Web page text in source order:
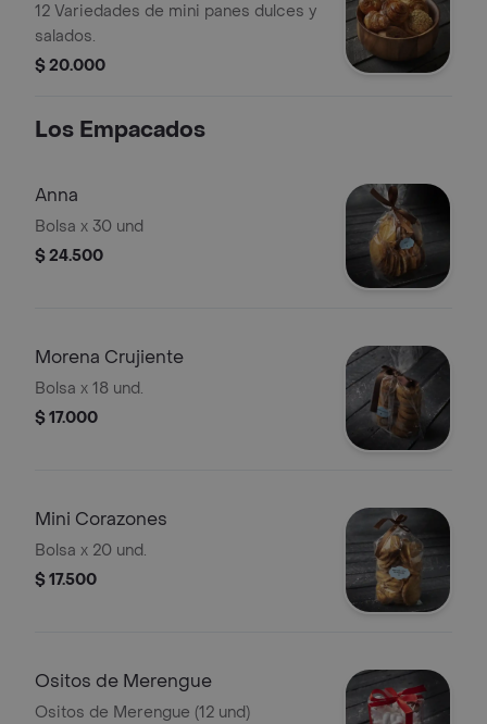
12 Variedades de mini panes dulces y
salados.
$ 20.000
Los Empacados
Anna
Bolsa x 30 und
$ 24.500
Morena Crujiente
Bolsa x 18 und.
$ 17.000
Mini Corazones
Bolsa x 20 und.
$ 17.500
Ositos de Merengue
Ositos de Merengue (12 und)